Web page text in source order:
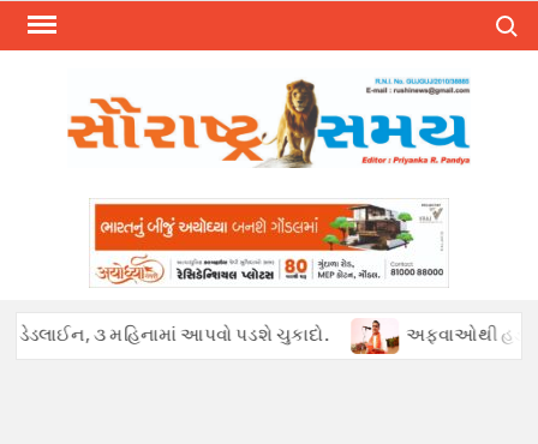
Skip
૩ મહિનામાં આપવો પડશે ચુકાદો. અફવાઓથી હડકંપ : પેટ્રોલ